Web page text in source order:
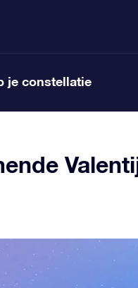
je constellatie